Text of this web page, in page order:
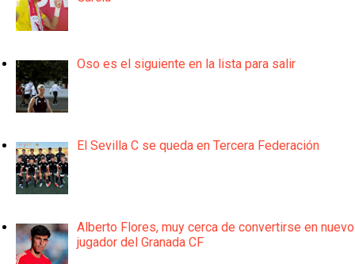
Oso es el siguiente en la lista para salir
El Sevilla C se queda en Tercera Federación
Alberto Flores, muy cerca de convertirse en nuevo
jugador del Granada CF